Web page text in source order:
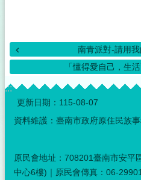
南青派對-請用我
「懂得愛自己，生
:::
更新日期： 115-08-07
資料維護：臺南市政府原住民族
原民會地址：708201臺南市安平
中心6樓)｜原民會傳真：06-